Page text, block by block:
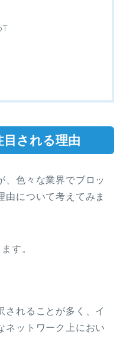
される理由
、色々な業界でブロッ
由について考えてみま
す。
されることが多く、イ
ネットワーク上におい